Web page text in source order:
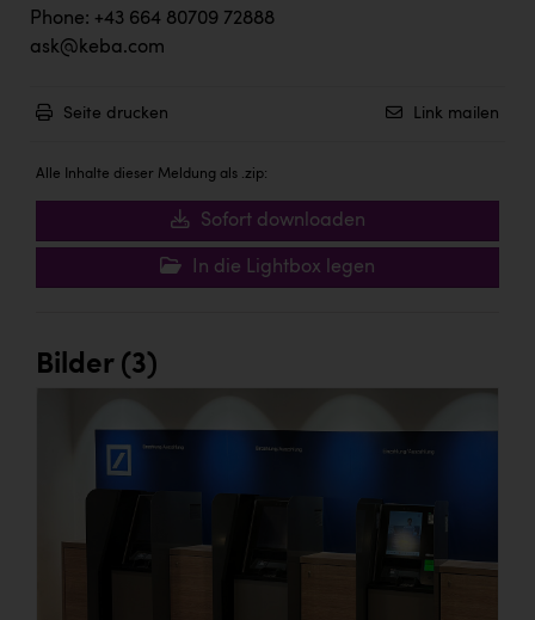
Phone: +43 664 80709 72888
ask@keba.com
Seite drucken Link mailen
Alle Inhalte dieser Meldung als .zip:
Sofort downloaden
In die Lightbox legen
Bilder (3)